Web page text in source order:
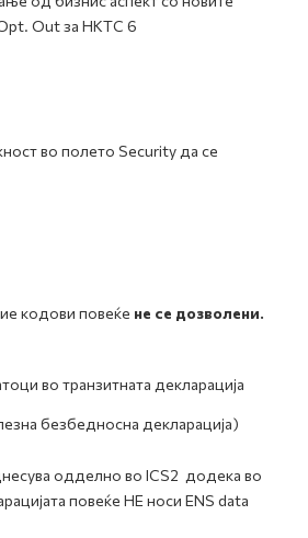
Out за НКТС 6
во полето Security да се
кодови повеќе не се дозволени.
во транзитната декларација
безбедносна декларација)
одделно во ICS2 додека во
повеќе НЕ носи ENS data